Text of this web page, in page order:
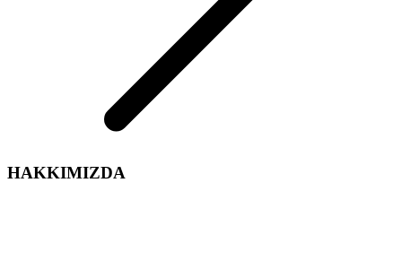
HAKKIMIZDA